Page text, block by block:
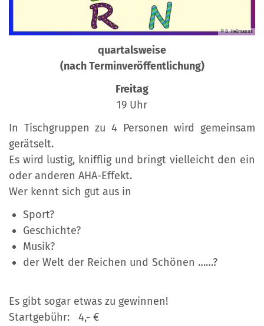
© B. Hellmanns
quartalsweise
(nach Terminveröffentlichung)
Freitag
19 Uhr
In Tischgruppen zu 4 Personen wird gemeinsam
gerätselt.
Es wird lustig, knifflig und bringt vielleicht den ein
oder anderen AHA-Effekt.
Wer kennt sich gut aus in
Sport?
Geschichte?
Musik?
der Welt der Reichen und Schönen ……?
Es gibt sogar etwas zu gewinnen!
Startgebühr: 4,- €